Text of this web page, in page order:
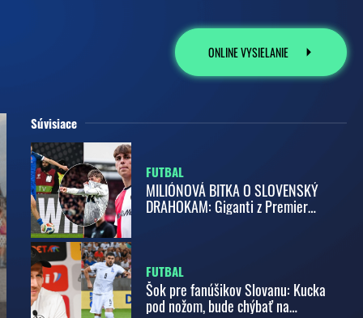
ONLINE VYSIELANIE
Súvisiace
FUTBAL
MILIÓNOVÁ BITKA O SLOVENSKÝ
DRAHOKAM: Giganti z Premier
FUTBAL
Šok pre fanúšikov Slovanu: Kucka
pod nožom, bude chýbať na